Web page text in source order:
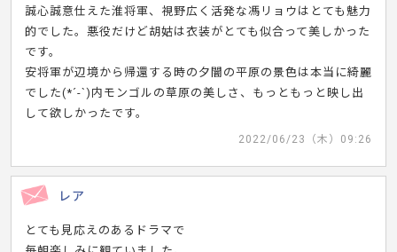
誠心誠意仕えた淮将軍、視野広く活発な馮リョウはとても魅力
的でした。悪役だけど胡姑は衣装がとても似合って美しかった
です。
安将軍が辺境から帰還する時の夕闇の平原の景色は本当に綺麗
でした(*´-`)内モンゴルの草原の美しさ、もっともっと映し出
して欲しかったです。
2022/06/23（木）09:26
レア
とても見応えのあるドラマで